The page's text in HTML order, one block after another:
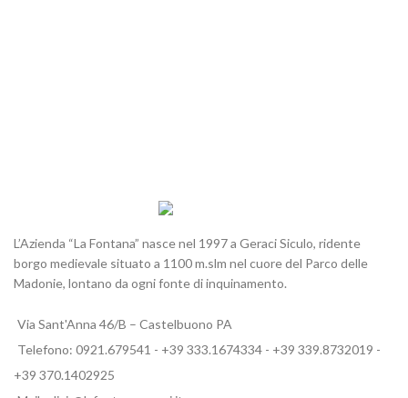
L’Azienda “La Fontana” nasce nel 1997 a Geraci Siculo, ridente
borgo medievale situato a 1100 m.slm nel cuore del Parco delle
Madonie, lontano da ogni fonte di inquinamento.
Via Sant'Anna 46/B – Castelbuono PA
Telefono: 0921.679541 - +39 333.1674334 - +39 339.8732019 -
+39 370.1402925